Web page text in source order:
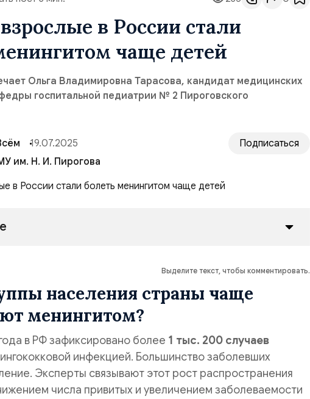
в России стали
чаще детей
Ольга Владимировна Тарасова, кандидат медицинских
госпитальной педиатрии № 2 Пироговского
19.07.2025
Подписаться
им. Н. И. Пирогова
Выделите текст, чтобы комментировать.
населения страны чаще
менингитом?
в РФ зафиксировано более 1 тыс. 200 случаев
инфекцией. Большинство заболевших
Эксперты связывают этот рост распространения
числа привитых и увеличением заболеваемости